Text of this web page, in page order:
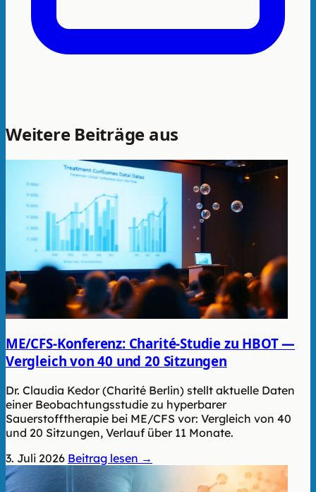
Weitere Beiträge aus
ME/CFS-Konferenz: Charité-Studie zu HBOT —
Vergleich von 40 und 20 Sitzungen
Dr. Claudia Kedor (Charité Berlin) stellt aktuelle Daten
einer Beobachtungsstudie zu hyperbarer
Sauerstofftherapie bei ME/CFS vor: Vergleich von 40
und 20 Sitzungen, Verlauf über 11 Monate.
3. Juli 2026 Beitrag lesen →